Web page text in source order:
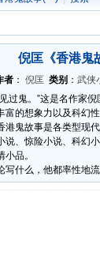
倪匡《香港鬼
者： 倪匡 类别 ： 武侠
过鬼。”这是名作家
的想象力以及科幻性
鬼故事是各类型现代
说、惊险小说、科幻
品。
什么，他都率性地流